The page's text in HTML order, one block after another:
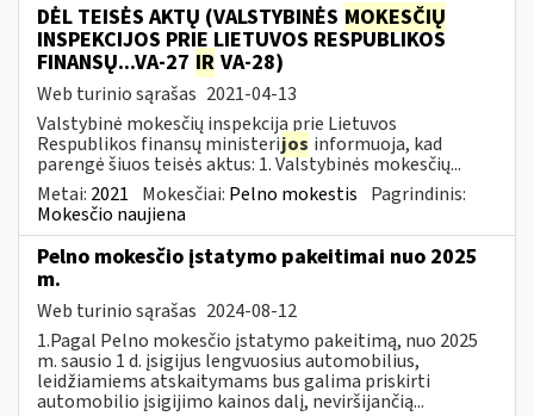
DĖL TEISĖS AKTŲ (VALSTYBINĖS MOKESČIŲ
INSPEKCIJOS PRIE LIETUVOS RESPUBLIKOS
FINANSŲ...VA-27 IR VA-28)
Web turinio sąrašas 2021-04-13
Valstybinė mokesčių inspekcija prie Lietuvos
Respublikos finansų ministerijos informuoja, kad
parengė šiuos teisės aktus: 1. Valstybinės mokesčių...
Metai: 2021 Mokesčiai: Pelno mokestis Pagrindinis:
Mokesčio naujiena
Pelno mokesčio įstatymo pakeitimai nuo 2025
m.
Web turinio sąrašas 2024-08-12
1.Pagal Pelno mokesčio įstatymo pakeitimą, nuo 2025
m. sausio 1 d. įsigijus lengvuosius automobilius,
leidžiamiems atskaitymams bus galima priskirti
automobilio įsigijimo kainos dalį, neviršijančią...